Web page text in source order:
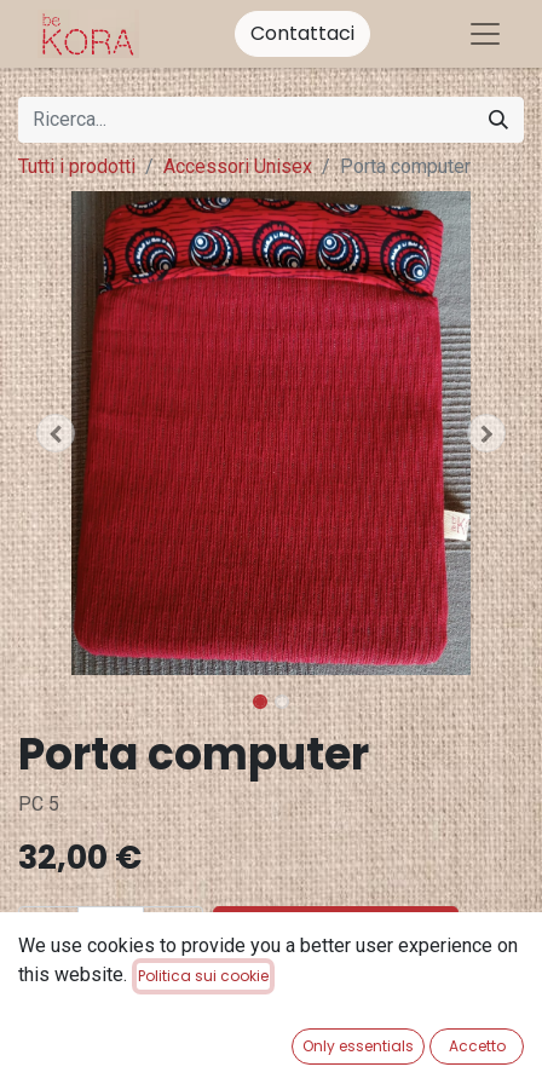
Contattaci
Tutti i prodotti Accessori Unisex Porta computer
Porta computer
PC 5
32,00€
ADD TO CART
Aggiungi alla lista dei desideri
We use cookies to provide you a better user experience on
this website. Politica sui cookie
Only essentials Accetto